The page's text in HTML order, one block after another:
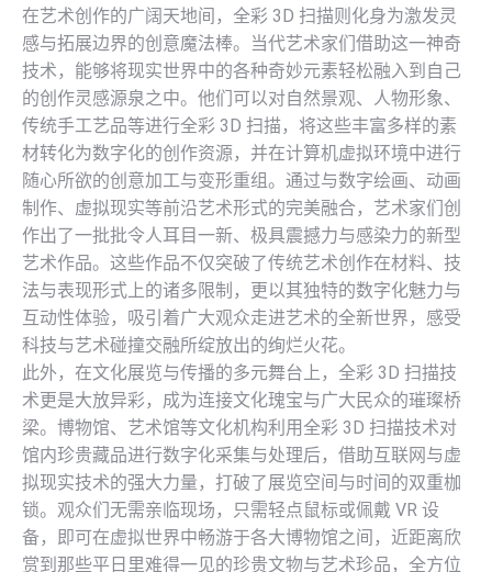
在艺术创作的广阔天地间，全彩 3D 扫描则化身为激发灵
感与拓展边界的创意魔法棒。当代艺术家们借助这一神奇
技术，能够将现实世界中的各种奇妙元素轻松融入到自己
的创作灵感源泉之中。他们可以对自然景观、人物形象、
传统手工艺品等进行全彩 3D 扫描，将这些丰富多样的素
材转化为数字化的创作资源，并在计算机虚拟环境中进行
随心所欲的创意加工与变形重组。通过与数字绘画、动画
制作、虚拟现实等前沿艺术形式的完美融合，艺术家们创
作出了一批批令人耳目一新、极具震撼力与感染力的新型
艺术作品。这些作品不仅突破了传统艺术创作在材料、技
法与表现形式上的诸多限制，更以其独特的数字化魅力与
互动性体验，吸引着广大观众走进艺术的全新世界，感受
科技与艺术碰撞交融所绽放出的绚烂火花。
此外，在文化展览与传播的多元舞台上，全彩 3D 扫描技
术更是大放异彩，成为连接文化瑰宝与广大民众的璀璨桥
梁。博物馆、艺术馆等文化机构利用全彩 3D 扫描技术对
馆内珍贵藏品进行数字化采集与处理后，借助互联网与虚
拟现实技术的强大力量，打破了展览空间与时间的双重枷
锁。观众们无需亲临现场，只需轻点鼠标或佩戴 VR 设
备，即可在虚拟世界中畅游于各大博物馆之间，近距离欣
赏到那些平日里难得一见的珍贵文物与艺术珍品，全方位